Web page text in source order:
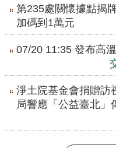
第235處關懷據點揭
加碼到1萬元
07/20 11:35 發布高
淨土院基金會捐贈訪
局響應「公益臺北」